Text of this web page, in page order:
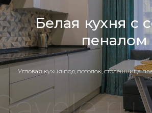
Белая кухня с
пеналом
Угловая кухня под потолок, столешница